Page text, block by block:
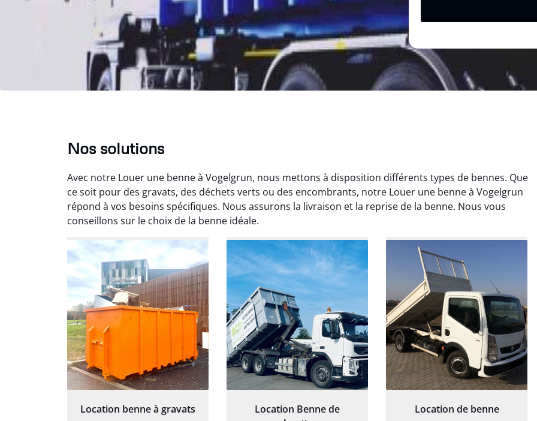
Nos solutions
Avec notre Louer une benne à Vogelgrun, nous mettons à disposition différents types de bennes. Que
ce soit pour des gravats, des déchets verts ou des encombrants, notre Louer une benne à Vogelgrun
répond à vos besoins spécifiques. Nous assurons la livraison et la reprise de la benne. Nous vous
conseillons sur le choix de la benne idéale.
Location benne à gravats
Location Benne de
Location de benne
Aurélie Bonnet
21 juin 2024
Le service de terrassement
jardin à Var était
exceptionnel. L'équipe a
travaillé de manière efficace
et professionnelle, laissant
notre jardin impeccable et
prêt pour notre nouveau
paysager.
Elisa Barreau
6 avril 2025
Parfait pour évacuer les
gravats de mon chantier.
Service rapide et efficace. Je
recommande sans
hésitation.